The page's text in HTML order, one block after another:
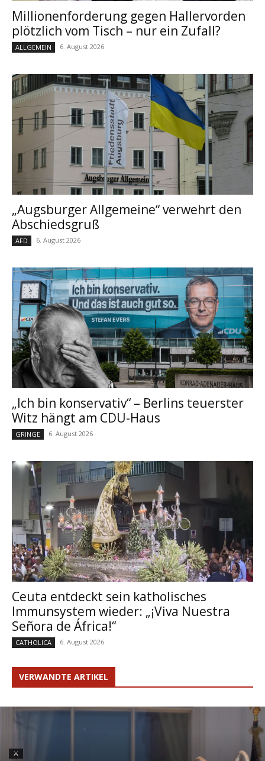
Millionenforderung gegen Hallervorden
plötzlich vom Tisch – nur ein Zufall?
ALLGEMEIN 6. August 2026
„Augsburger Allgemeine“ verwehrt den
Abschiedsgruß
AFD 6. August 2026
„Ich bin konservativ“ – Berlins teuerster
Witz hängt am CDU-Haus
GRINGE 6. August 2026
Ceuta entdeckt sein katholisches
Immunsystem wieder: „¡Viva Nuestra
Señora de África!“
CATHOLICA 6. August 2026
VERWANDTE ARTIKEL
⚔